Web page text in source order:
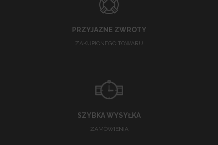
PRZYJAZNE ZWROTY
ZAKUPIONEGO TOWARU
SZYBKA WYSYŁKA
ZAMÓWIENIA